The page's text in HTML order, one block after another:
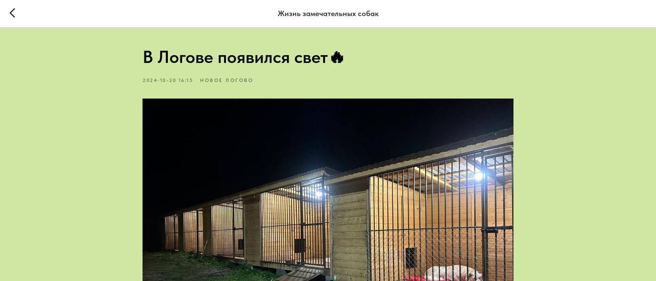
Жизнь замечательных собак
В Логове появился свет🔥
2024-10-30 16:15 НОВОЕ ЛОГОВО